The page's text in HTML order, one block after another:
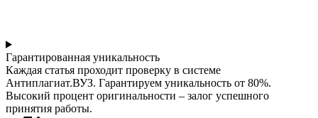
Гарантированная уникальность
Каждая статья проходит проверку в системе
Антиплагиат.ВУЗ. Гарантируем уникальность от 80%.
Высокий процент оригинальности – залог успешного
принятия работы.